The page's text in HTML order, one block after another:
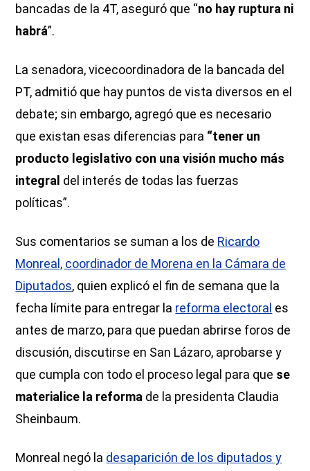
bancadas de la 4T, aseguró que “no hay ruptura ni
habrá”.
La senadora, vicecoordinadora de la bancada del
PT, admitió que hay puntos de vista diversos en el
debate; sin embargo, agregó que es necesario
que existan esas diferencias para “tener un
producto legislativo con una visión mucho más
integral del interés de todas las fuerzas
políticas”.
Sus comentarios se suman a los de Ricardo
Monreal, coordinador de Morena en la Cámara de
Diputados, quien explicó el fin de semana que la
fecha límite para entregar la reforma electoral es
antes de marzo, para que puedan abrirse foros de
discusión, discutirse en San Lázaro, aprobarse y
que cumpla con todo el proceso legal para que se
materialice la reforma de la presidenta Claudia
Sheinbaum.
Monreal negó la desaparición de los diputados y